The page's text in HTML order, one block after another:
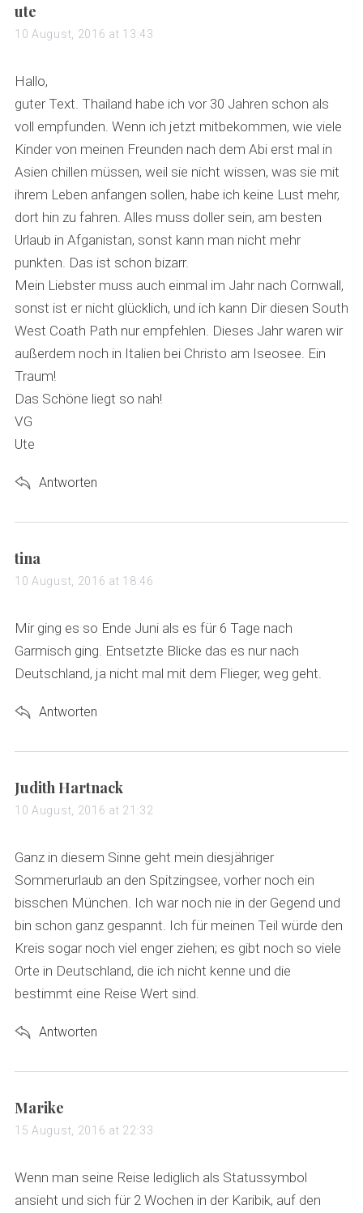
s
a
s
:
ute
10 August, 2016 at 13:43
Hallo,
guter Text. Thailand habe ich vor 30 Jahren schon als
voll empfunden. Wenn ich jetzt mitbekommen, wie viele
Kinder von meinen Freunden nach dem Abi erst mal in
Asien chillen müssen, weil sie nicht wissen, was sie mit
ihrem Leben anfangen sollen, habe ich keine Lust mehr,
dort hin zu fahren. Alles muss doller sein, am besten
Urlaub in Afganistan, sonst kann man nicht mehr
punkten. Das ist schon bizarr.
Mein Liebster muss auch einmal im Jahr nach Cornwall,
sonst ist er nicht glücklich, und ich kann Dir diesen South
West Coath Path nur empfehlen. Dieses Jahr waren wir
außerdem noch in Italien bei Christo am Iseosee. Ein
Traum!
Das Schöne liegt so nah!
VG
Ute
Antworten
s
a
s
:
tina
10 August, 2016 at 18:46
Mir ging es so Ende Juni als es für 6 Tage nach
Garmisch ging. Entsetzte Blicke das es nur nach
Deutschland, ja nicht mal mit dem Flieger, weg geht.
Antworten
s
a
s
:
Judith Hartnack
10 August, 2016 at 21:32
Ganz in diesem Sinne geht mein diesjähriger
Sommerurlaub an den Spitzingsee, vorher noch ein
bisschen München. Ich war noch nie in der Gegend und
bin schon ganz gespannt. Ich für meinen Teil würde den
Kreis sogar noch viel enger ziehen; es gibt noch so viele
Orte in Deutschland, die ich nicht kenne und die
bestimmt eine Reise Wert sind.
Antworten
s
a
s
:
Marike
15 August, 2016 at 22:33
Wenn man seine Reise lediglich als Statussymbol
ansieht und sich für 2 Wochen in der Karibik, auf den
S
e